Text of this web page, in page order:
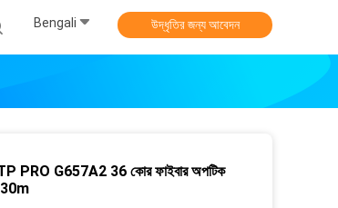
Bengali উদ্ধৃতির জন্য আবেদন
PRO G657A2 36 কোর ফাইবার অপটিক
30m